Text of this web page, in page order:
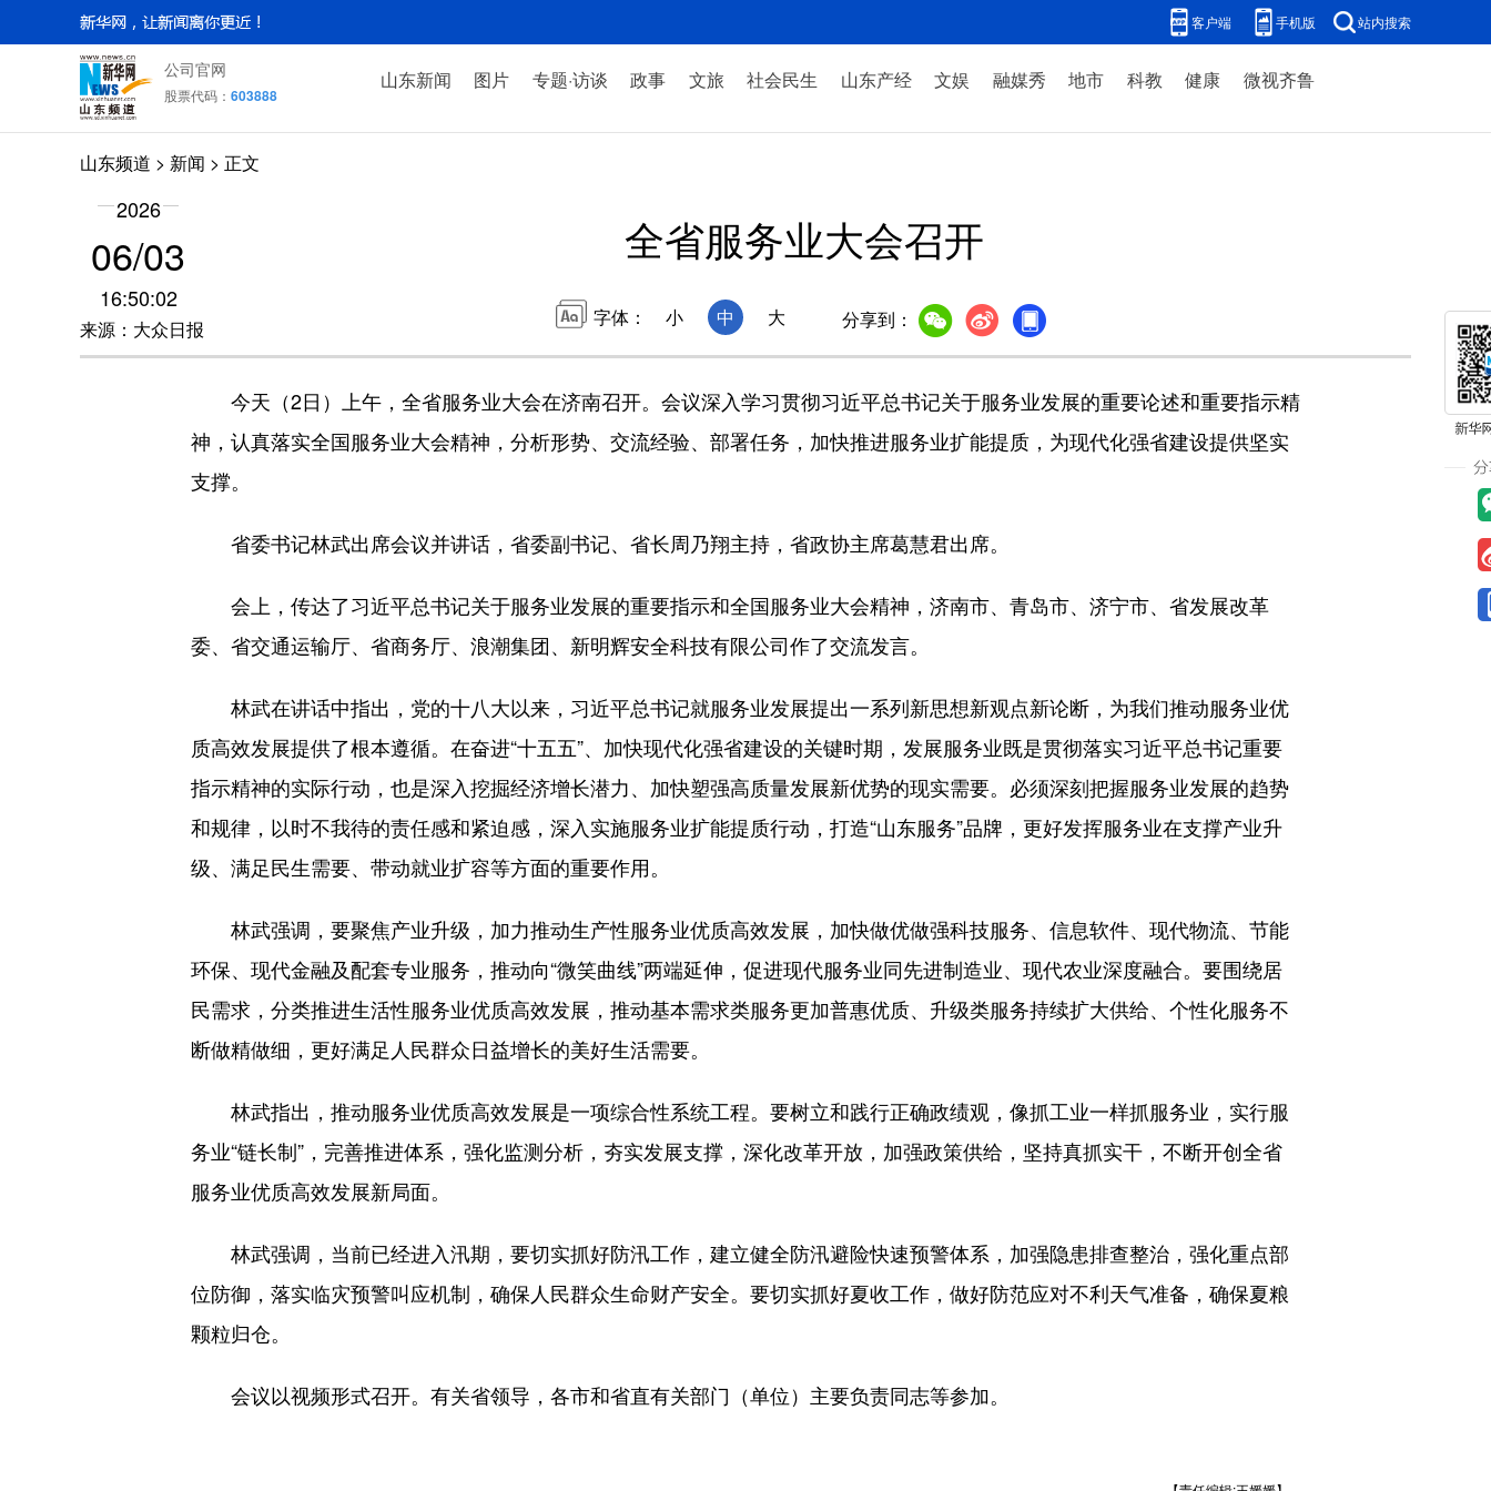
客户端 手机版 站内搜索
公司官网
股票代码： 603888
山东新闻 图片 专题·访谈 政事 文旅 社会民生 山东产经 文娱 融媒秀 地市 科教 健康 微视齐鲁
山东频道 > 新闻 > 正文
2026
06/03
16:50:02
来源：大众日报
全省服务业大会召开
字体： 小 中 大 分享到：
今天（2日）上午，全省服务业大会在济南召开。会议深入学习贯彻习近平总书记关于服务业发展的重要论述和重要指示精
神，认真落实全国服务业大会精神，分析形势、交流经验、部署任务，加快推进服务业扩能提质，为现代化强省建设提供坚实
支撑。
省委书记林武出席会议并讲话，省委副书记、省长周乃翔主持，省政协主席葛慧君出席。
会上，传达了习近平总书记关于服务业发展的重要指示和全国服务业大会精神，济南市、青岛市、济宁市、省发展改革
委、省交通运输厅、省商务厅、浪潮集团、新明辉安全科技有限公司作了交流发言。
林武在讲话中指出，党的十八大以来，习近平总书记就服务业发展提出一系列新思想新观点新论断，为我们推动服务业优
质高效发展提供了根本遵循。在奋进“十五五”、加快现代化强省建设的关键时期，发展服务业既是贯彻落实习近平总书记重要
指示精神的实际行动，也是深入挖掘经济增长潜力、加快塑强高质量发展新优势的现实需要。必须深刻把握服务业发展的趋势
和规律，以时不我待的责任感和紧迫感，深入实施服务业扩能提质行动，打造“山东服务”品牌，更好发挥服务业在支撑产业升
级、满足民生需要、带动就业扩容等方面的重要作用。
林武强调，要聚焦产业升级，加力推动生产性服务业优质高效发展，加快做优做强科技服务、信息软件、现代物流、节能
环保、现代金融及配套专业服务，推动向“微笑曲线”两端延伸，促进现代服务业同先进制造业、现代农业深度融合。要围绕居
民需求，分类推进生活性服务业优质高效发展，推动基本需求类服务更加普惠优质、升级类服务持续扩大供给、个性化服务不
断做精做细，更好满足人民群众日益增长的美好生活需要。
林武指出，推动服务业优质高效发展是一项综合性系统工程。要树立和践行正确政绩观，像抓工业一样抓服务业，实行服
务业“链长制”，完善推进体系，强化监测分析，夯实发展支撑，深化改革开放，加强政策供给，坚持真抓实干，不断开创全省
服务业优质高效发展新局面。
林武强调，当前已经进入汛期，要切实抓好防汛工作，建立健全防汛避险快速预警体系，加强隐患排查整治，强化重点部
位防御，落实临灾预警叫应机制，确保人民群众生命财产安全。要切实抓好夏收工作，做好防范应对不利天气准备，确保夏粮
颗粒归仓。
会议以视频形式召开。有关省领导，各市和省直有关部门（单位）主要负责同志等参加。